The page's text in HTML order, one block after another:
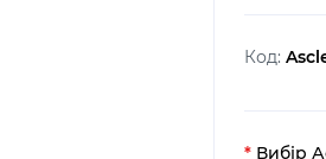
Код:
Вибір